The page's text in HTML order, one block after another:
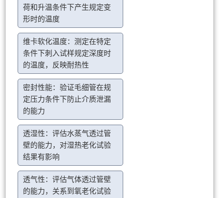
荷和升温条件下产生规定变
形时的温度
维卡软化温度：测定在特定
条件下刺入试样规定深度时
的温度，反映耐热性
密封性能：验证毛细管在规
定压力条件下防止介质泄漏
的能力
透湿性：评估水蒸气透过管
壁的能力，对湿热老化试验
结果有影响
透气性：评估气体透过管壁
的能力，关系到氧老化试验